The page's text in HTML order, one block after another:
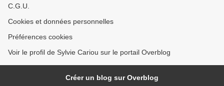
C.G.U.
Cookies et données personnelles
Préférences cookies
Voir le profil de Sylvie Cariou sur le portail Overblog
Créer un blog sur Overblog